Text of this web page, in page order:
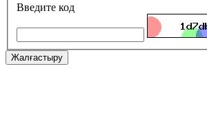
Введите код
Жалғастыру